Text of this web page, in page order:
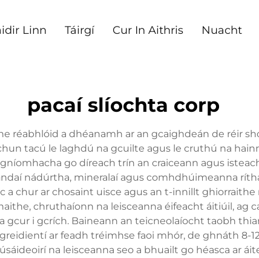
Linn Táirgí Cur In Aithris Nuacht
pacaí slíochta corp
réabhlóid a dhéanamh ar an gcaighdeán de réir
tacú le laghdú na gcuilte agus le cruthú na
go díreach trín an craiceann agus
nádúrtha, mineralaí agus comhdhúimeanna
chur ar chosaint uisce agus an t-innillt
chruthaíonn na leisceanna éifeacht áitiúil, ag
gcur i gcrích. Baineann an teicneolaíocht taobh
ar feadh tréimhse faoi mhór, de ghnáth 8-
na leisceanna seo a bhuailt go héasca ar